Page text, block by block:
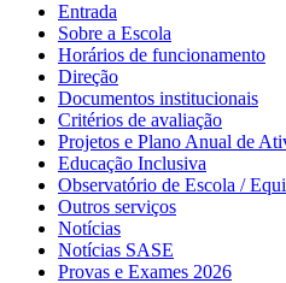
Entrada
Sobre a Escola
Horários de funcionamento
Direção
Documentos institucionais
Critérios de avaliação
Projetos e Plano Anual de
Educação Inclusiva
Observatório de Escola /
Outros serviços
Notícias
Notícias SASE
Provas e Exames 2026